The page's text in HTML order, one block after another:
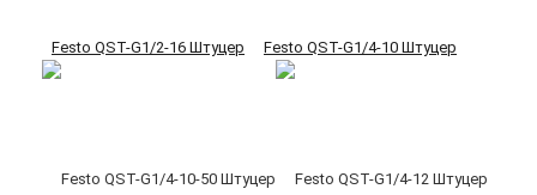
Festo QST-G1/2-16 Штуцер Festo QST-G1/4-10 Штуцер